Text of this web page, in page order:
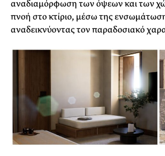
αναδιαμόρφωση των όψεων και των
πνοή στο κτίριο, μέσω της
αναδεικνύοντας τον παραδοσιακό